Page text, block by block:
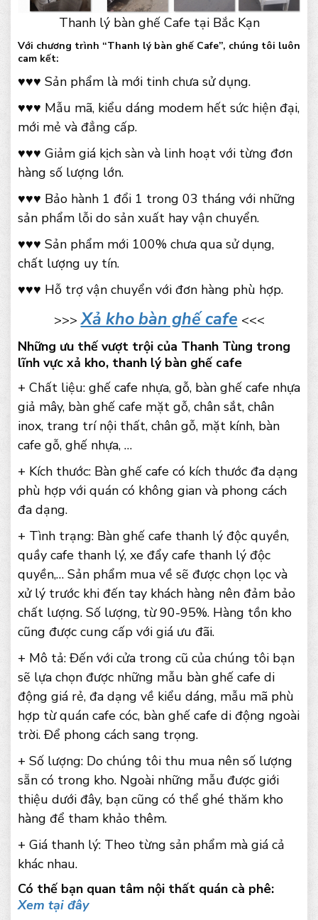
Thanh lý bàn ghế Cafe tại Bắc Kạn
Với chương trình “Thanh lý bàn ghế Cafe”, chúng tôi luôn
cam kết:
♥♥♥ Sản phẩm là mới tinh chưa sử dụng.
♥♥♥ Mẫu mã, kiểu dáng modem hết sức hiện đại,
mới mẻ và đẳng cấp.
♥♥♥ Giảm giá kịch sàn và linh hoạt với từng đơn
hàng số lượng lớn.
♥♥♥ Bảo hành 1 đổi 1 trong 03 tháng với những
sản phẩm lỗi do sản xuất hay vận chuyển.
♥♥♥ Sản phẩm mới 100% chưa qua sử dụng,
chất lượng uy tín.
♥♥♥ Hỗ trợ vận chuyển với đơn hàng phù hợp.
>>>Xả kho bàn ghế cafe <<<
Những ưu thế vượt trội của Thanh Tùng trong
lĩnh vực xả kho, thanh lý bàn ghế cafe
+ Chất liệu: ghế cafe nhựa, gỗ, bàn ghế cafe nhựa
giả mây, bàn ghế cafe mặt gỗ, chân sắt, chân
inox, trang trí nội thất, chân gỗ, mặt kính, bàn
cafe gỗ, ghế nhựa, …
+ Kích thước: Bàn ghế cafe có kích thước đa dạng
phù hợp với quán có không gian và phong cách
đa dạng.
+ Tình trạng: Bàn ghế cafe thanh lý độc quyền,
quầy cafe thanh lý, xe đẩy cafe thanh lý độc
quyền,… Sản phẩm mua về sẽ được chọn lọc và
xử lý trước khi đến tay khách hàng nên đảm bảo
chất lượng. Số lượng, từ 90-95%. Hàng tồn kho
cũng được cung cấp với giá ưu đãi.
+ Mô tả: Đến với cửa trong cũ của chúng tôi bạn
sẽ lựa chọn được những mẫu bàn ghế cafe di
động giá rẻ, đa dạng về kiểu dáng, mẫu mã phù
hợp từ quán cafe cóc, bàn ghế cafe di động ngoài
trời. Để phong cách sang trọng.
+ Số lượng: Do chúng tôi thu mua nên số lượng
sẵn có trong kho. Ngoài những mẫu được giới
thiệu dưới đây, bạn cũng có thể ghé thăm kho
hàng để tham khảo thêm.
+ Giá thanh lý: Theo từng sản phẩm mà giá cả
khác nhau.
Có thế bạn quan tâm nội thất quán cà phê:
Xem tại đây